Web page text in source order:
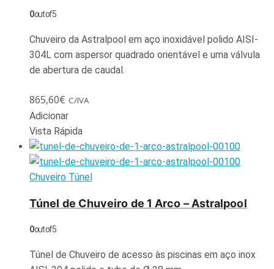
0out of 5
Chuveiro da Astralpool em aço inoxidável polido AISI-
304L com aspersor quadrado orientável e uma válvula
de abertura de caudal.
865,60€ C/IVA
Adicionar
Vista Rápida
Chuveiro Túnel
Túnel de Chuveiro de 1 Arco – Astralpool
0out of 5
Túnel de Chuveiro de acesso às piscinas em aço inox